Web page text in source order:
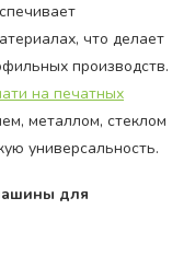
что делает
производств.
на печатных
металлом, стеклом
универсальность.
для